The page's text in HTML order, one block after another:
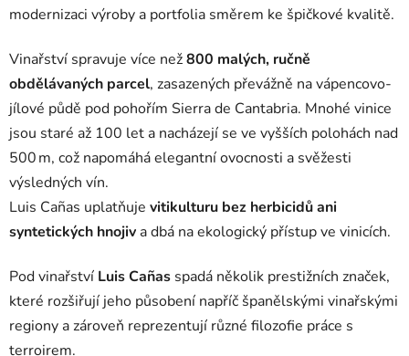
modernizaci výroby a portfolia směrem ke špičkové kvalitě.
Vinařství spravuje více než800 malých, ručně
obdělávaných parcel, zasazených převážně na vápencovo-
jílové půdě pod pohořím Sierra de Cantabria. Mnohé vinice
jsou staré až 100 let a nacházejí se ve vyšších polohách nad
500 m, což napomáhá elegantní ovocnosti a svěžesti
výsledných vín.
Luis Cañas uplatňuje vitikulturu bez herbicidů ani
syntetických hnojiv a dbá na ekologický přístup ve vinicích.
Pod vinařství Luis Cañas spadá několik prestižních značek,
které rozšiřují jeho působení napříč španělskými vinařskými
regiony a zároveň reprezentují různé filozofie práce s
terroirem.
t
ů